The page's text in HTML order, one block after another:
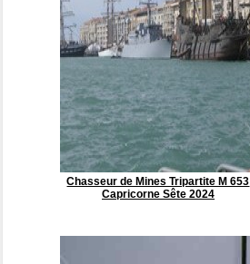
Chasseur de Mines Tripartite M 653
Capricorne Sête 2024